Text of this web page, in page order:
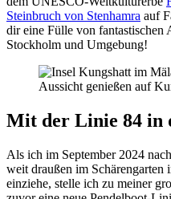
Steinbruch von Stenhamra auf
dir eine Fülle von fantastischen
Stockholm und Umgebung!
Aussicht genießen auf
Mit der Linie 84 in
Als ich im September 2024
weit draußen im Schärengarten
einziehe, stelle ich zu meiner